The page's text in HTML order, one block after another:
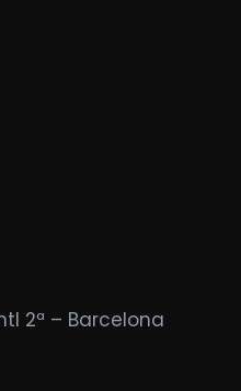
2ª – Barcelona